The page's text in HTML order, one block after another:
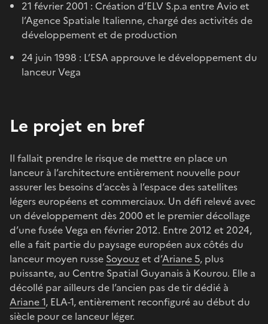
21 février 2001 : Création d’ELV S.p.a entre Avio et
l’Agence Spatiale Italienne, chargé des activités de
développement et de production
24 juin 1998 : L’ESA approuve le développement du
lanceur Vega
Le projet en bref
Il fallait prendre le risque de mettre en place un
lanceur à l’architecture entièrement nouvelle pour
assurer les besoins d’accès à l’espace des satellites
légers européens et commerciaux. Un défi relevé avec
un développement dès 2000 et le premier décollage
d’une fusée Vega en février 2012. Entre 2012 et 2024,
elle a fait partie du paysage européen aux côtés du
lanceur moyen russe Soyouzet d’Ariane 5, plus
puissante, au Centre Spatial Guyanais à Kourou. Elle a
décollé par ailleurs de l’ancien pas de tir dédié à
Ariane 1, ELA-1, entièrement reconfiguré au début du
siècle pour ce lanceur léger.